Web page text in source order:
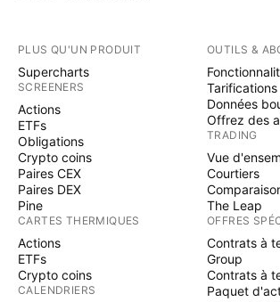
PLUS QU'UN PRODUIT
Supercharts
SCREENERS
Actions
ETFs
Obligations
Crypto coins
Paires CEX
Paires DEX
Pine
CARTES THERMIQUES
Actions
ETFs
Crypto coins
CALENDRIERS
OUTILS &
Tarifications
Données
Offrez des
TRADING
Vue
Courtiers
The Leap
OFFRES
Contrats à
Group
Contrats à
Paquet